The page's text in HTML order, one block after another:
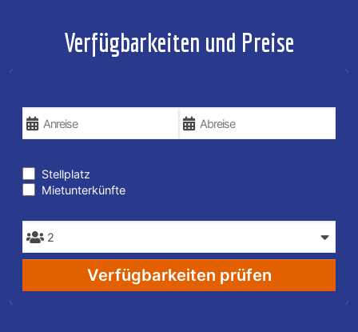
Verfügbarkeiten und Preise
Stellplatz
Mietunterkünfte
Verfügbarkeiten prüfen